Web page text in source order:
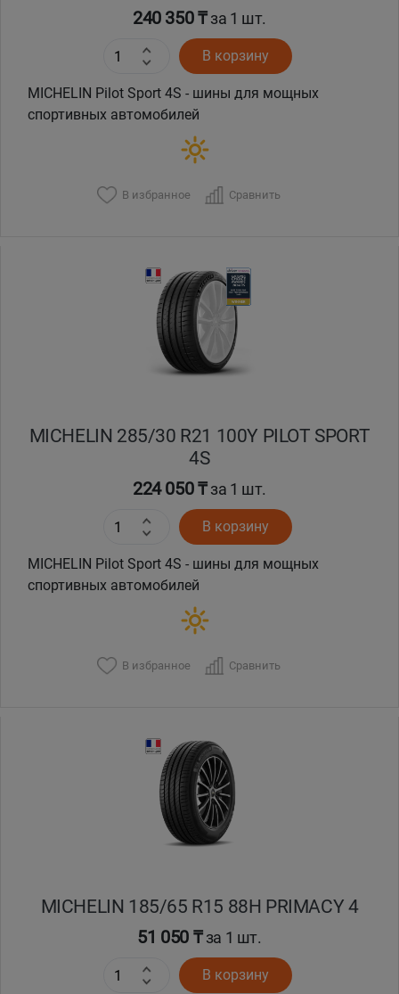
240 350 ₸за 1 шт.
В корзину
MICHELIN Pilot Sport 4S - шины для мощных
спортивных автомобилей
В избранное Сравнить
MICHELIN 285/30 R21 100Y PILOT SPORT
4S
224 050 ₸за 1 шт.
В корзину
MICHELIN Pilot Sport 4S - шины для мощных
спортивных автомобилей
В избранное Сравнить
MICHELIN 185/65 R15 88H PRIMACY 4
51 050 ₸за 1 шт.
В корзину